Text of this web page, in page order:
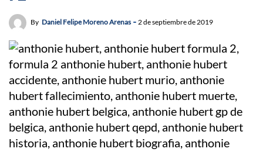
By Daniel Felipe Moreno Arenas 2 de septiembre de 2019